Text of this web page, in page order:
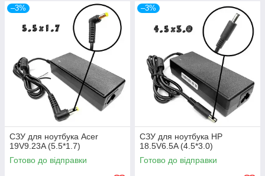
–3%
СЗУ для ноутбука Acer
19V9.23A (5.5*1.7)
Готово до відправки
–3%
СЗУ для ноутбука HP
18.5V6.5A (4.5*3.0)
Готово до відправки